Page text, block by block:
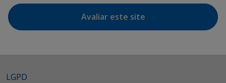
Avaliar este site
LGPD